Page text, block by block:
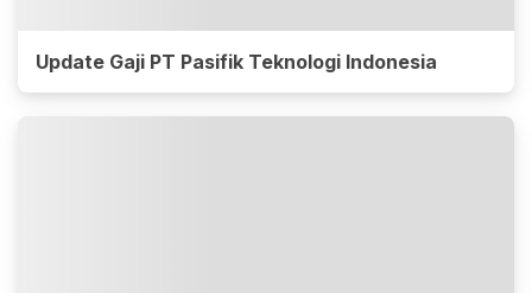
Update Gaji PT Pasifik Teknologi Indonesia